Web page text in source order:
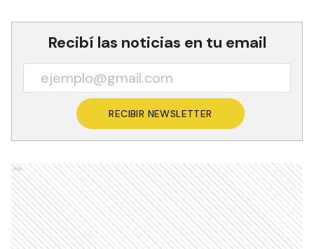
Recibí las noticias en tu email
RECIBIR NEWSLETTER
Ads